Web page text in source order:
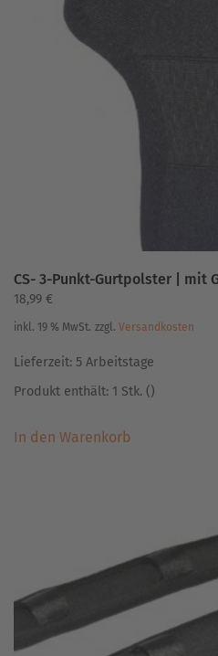
CS- 3-Punkt-Gurtpolster | mit
18,99 €
inkl. 19 % MwSt. zzgl. Versandkosten
Lieferzeit: 5 Arbeitstage
Produkt enthält: 1 Stk. ()
In den Warenkorb